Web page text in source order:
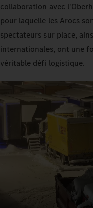
collaboration avec
pour laquelle les Arocs
spectateurs sur place,
internationales, ont une
véritable défi logistique.